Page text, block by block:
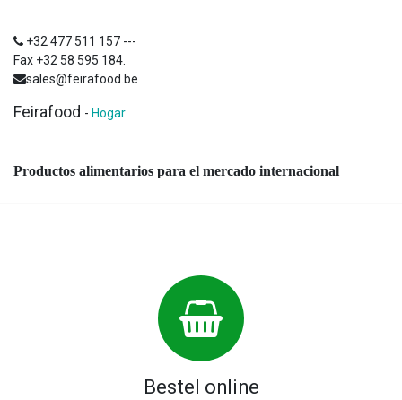
+32 477 511 157 ---
Fax +32 58 595 184
sales@feirafood.be
Feirafood - Hogar
Productos alimentarios para el mercado internacional
Bestel online